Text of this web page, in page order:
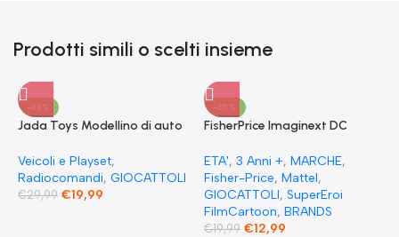
Prodotti simili o scelti insieme
-33%
Jada Toys Modellino di auto
Comandata RC 1970
Dominique Toretto Dodge
Charger 1:55
Veicoli e Playset,
Radiocomandi, GIOCATTOLI
€29,99 €19,99
-35%
FisherPrice Imaginext DC
Toy Figura snodata 25 cm
ETA', 3 Anni +, MARCHE,
Fisher-Price, Mattel,
GIOCATTOLI, SuperEroi
FilmCartoon, BRANDS
€19,99 €12,99